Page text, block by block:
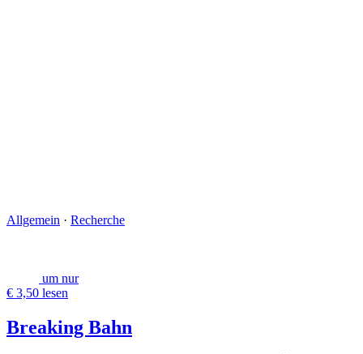
Allgemein · Recherche
um nur
€ 3,50 lesen
Breaking Bahn